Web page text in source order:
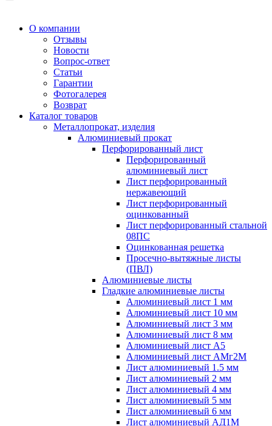
О компании
Отзывы
Новости
Вопрос-ответ
Статьи
Гарантии
Фотогалерея
Возврат
Каталог товаров
Металлопрокат, изделия
Алюминиевый прокат
Перфорированный лист
Перфорированный
алюминиевый лист
Лист перфорированный
нержавеющий
Лист перфорированный
оцинкованный
Лист перфорированный стальной
08ПС
Оцинкованная решетка
Просечно-вытяжные листы
(ПВЛ)
Алюминиевые листы
Гладкие алюминиевые листы
Алюминиевый лист 1 мм
Алюминиевый лист 10 мм
Алюминиевый лист 3 мм
Алюминиевый лист 8 мм
Алюминиевый лист А5
Алюминиевый лист АМг2М
Лист алюминиевый 1.5 мм
Лист алюминиевый 2 мм
Лист алюминиевый 4 мм
Лист алюминиевый 5 мм
Лист алюминиевый 6 мм
Лист алюминиевый АД1М